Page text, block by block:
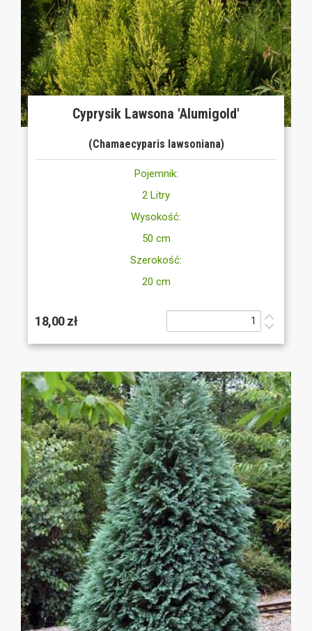
Cyprysik Lawsona 'Alumigold'
(Chamaecyparis lawsoniana)
Pojemnik:
2 Litry
Wysokość:
50 cm
Szerokość:
20 cm
18,00 zł